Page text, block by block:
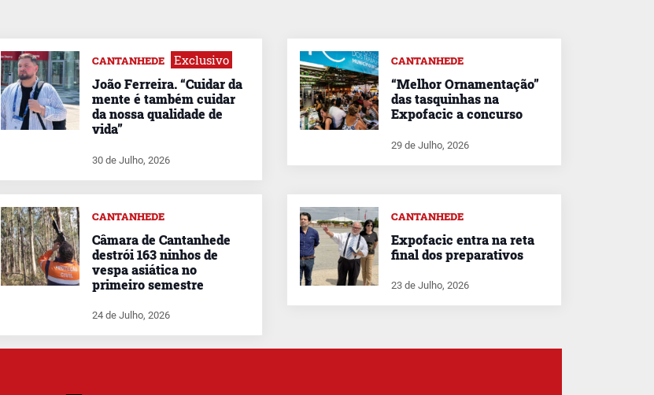
CANTANHEDE Exclusivo
João Ferreira. “Cuidar da
mente é também cuidar
da nossa qualidade de
vida”
30 de Julho, 2026
CANTANHEDE
“Melhor Ornamentação”
das tasquinhas na
Expofacic a concurso
29 de Julho, 2026
CANTANHEDE
Câmara de Cantanhede
destrói 163 ninhos de
vespa asiática no
primeiro semestre
24 de Julho, 2026
CANTANHEDE
Expofacic entra na reta
final dos preparativos
23 de Julho, 2026